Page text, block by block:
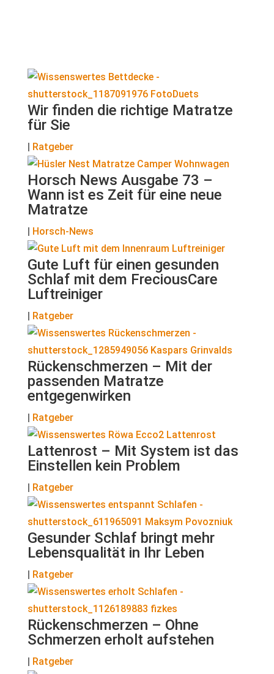
Wir finden die richtige Matratze
für Sie
Ratgeber
Horsch News Ausgabe 73 –
Wann ist es Zeit für eine neue
Matratze
Horsch-News
Gute Luft für einen gesunden
Schlaf mit dem FreciousCare
Luftreiniger
Ratgeber
Rückenschmerzen – Mit der
passenden Matratze
entgegenwirken
Ratgeber
Lattenrost – Mit System ist das
Einstellen kein Problem
Ratgeber
Gesunder Schlaf bringt mehr
Lebensqualität in Ihr Leben
Ratgeber
Rückenschmerzen – Ohne
Schmerzen erholt aufstehen
Ratgeber